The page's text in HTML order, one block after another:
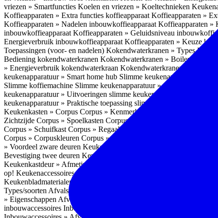
vriezen » Smartfuncties Koelen en vriezen » Koeltechnieken
Koffieapparaten » Extra functies koffieapparaat Koffieapparaten »
Koffieapparaten » Nadelen inbouwkoffieapparaat Koffieapparaten »
inbouwkoffieapparaat Koffieapparaten » Geluidsniveau
Energieverbruik inbouwkoffieapparaat Koffieapparaten » Keuze
Toepassingen (voor- en nadelen) Kokendwaterkranen » Types
Bediening kokendwaterkranen Kokendwaterkranen » Boilers
» Energieverbruik kokendwaterkraan Kokendwaterkranen »
keukenapparatuur » Smart home hub Slimme keukenapparatuur »
Slimme koffiemachine Slimme keukenapparatuur » Slimme stekker
keukenapparatuur » Uitvoeringen slimme keukenapparatuur
keukenapparatuur » Praktische toepassing slimme keukenapparatuur
Keukenkasten » Corpus Corpus » Kenmerken
Zichtzijde Corpus » Spoelkasten Corpus » Soorten keukenkasten
Corpus » Schuifkast Corpus » Regaalkast
Corpus » Corpuskleuren Corpus » Corpus in kleur
» Voordeel zware deuren Keukenkasten » Kastindeling
Bevestiging twee deuren Keukenkastdeur » Vaatwasserdeur
Keukenkastdeur » Afmetingen
op! KeukenaccessoiresKeukenaccessoires » Achterwanden
Keukenbladmaterialen als achterwand
Types/soorten Afvalsystemen » Installatie
» Eigenschappen Afvalsystemen » Inhoud
inbouwaccessoires Inbouwaccessoires » Bestek- en ladeindelingen